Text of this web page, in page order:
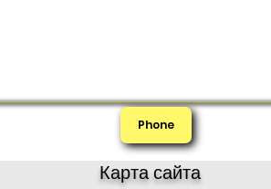
Phone
Карта сайта